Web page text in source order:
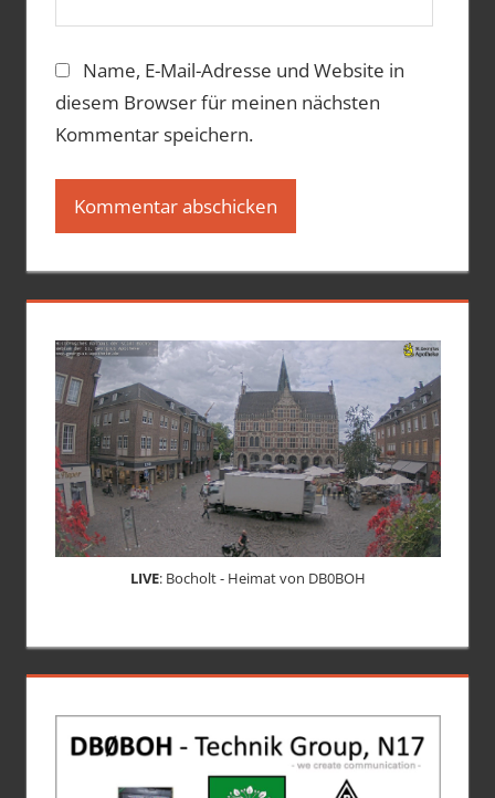
Name, E-Mail-Adresse und Website in
diesem Browser für meinen nächsten
Kommentar speichern.
LIVE: Bocholt - Heimat von DB0BOH